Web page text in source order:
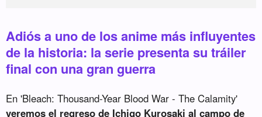
Adiós a uno de los anime más influyentes
de la historia: la serie presenta su tráiler
final con una gran guerra
En 'Bleach: Thousand-Year Blood War - The Calamity'
veremos el regreso de Ichigo Kurosaki al campo de